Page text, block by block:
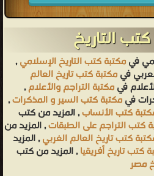
التاريخ
فيمكتبة كتب التاريخ الإسلامي,
فيمكتبة كتب تاريخ العالم
فيمكتبة التراجم والأعلام,
فيمكتبة كتب السير و المذكرات,
كتب الأنساب, المزيد من كتب
كتب التراجم على الطبقات, المزيد من
كتب تاريخ العالم الغربي, المزيد
كتب تاريخ أفريقيا, المزيد من كتب
مصر